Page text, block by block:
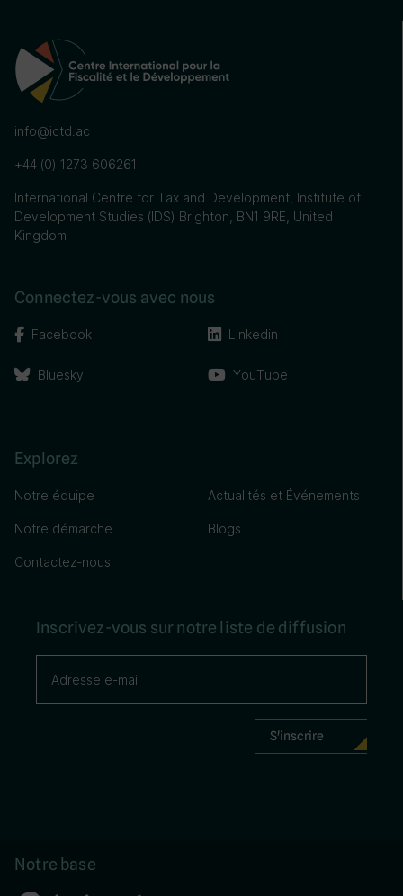
info@ictd.ac
+44 (0) 1273 606261
International Centre for Tax and Development, Institute of
Development Studies (IDS) Brighton, BN1 9RE, United
Kingdom
Connectez-vous avec nous
Facebook
Bluesky
Linkedin
YouTube
Explorez
Notre équipe
Notre démarche
Contactez-nous
Actualités et Événements
Blogs
Inscrivez-vous sur notre liste de diffusion
Notre base